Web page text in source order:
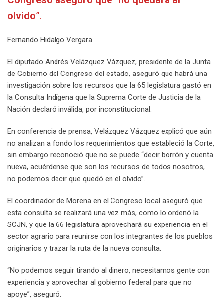
olvido”.
Fernando Hidalgo Vergara
El diputado Andrés Velázquez Vázquez, presidente de la Junta
de Gobierno del Congreso del estado, aseguró que habrá una
investigación sobre los recursos que la 65 legislatura gastó en
la Consulta Indígena que la Suprema Corte de Justicia de la
Nación declaró inválida, por inconstitucional.
En conferencia de prensa, Velázquez Vázquez explicó que aún
no analizan a fondo los requerimientos que estableció la Corte,
sin embargo reconoció que no se puede “decir borrón y cuenta
nueva, acuérdense que son los recursos de todos nosotros,
no podemos decir que quedó en el olvido”.
El coordinador de Morena en el Congreso local aseguró que
esta consulta se realizará una vez más, como lo ordenó la
SCJN, y que la 66 legislatura aprovechará su experiencia en el
sector agrario para reunirse con los integrantes de los pueblos
originarios y trazar la ruta de la nueva consulta.
“No podemos seguir tirando al dinero, necesitamos gente con
experiencia y aprovechar al gobierno federal para que no
apoye”, aseguró.